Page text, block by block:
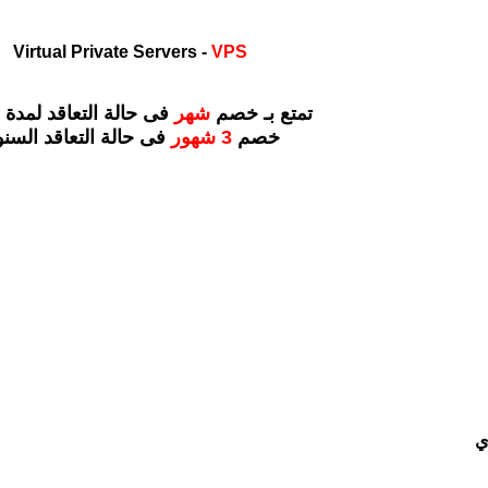
Virtual Private Servers - VPS
تمتع بـ خصمشهر فى حالة التعاقد لمدة 6 شهر
خصم
فى حالة التعاقد